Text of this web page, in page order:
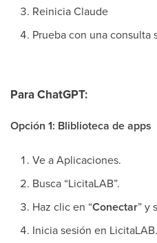
Reinicia Claude
Prueba con una consulta
Para ChatGPT:
Opción 1: Bliblioteca de apps
Ve a Aplicaciones.
Busca “LicitaLAB”.
Haz clic en “Conectar” y
Inicia sesión en LicitaLAB.